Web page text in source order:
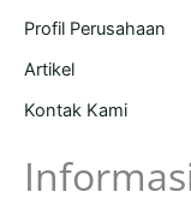
Profil Perusahaan
Artikel
Kontak Kami